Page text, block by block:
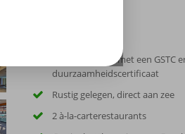
Accommodatie met een GSTC
duurzaamheidscertificaat
Rustig gelegen, direct aan zee
2 à-la-carterestaurants